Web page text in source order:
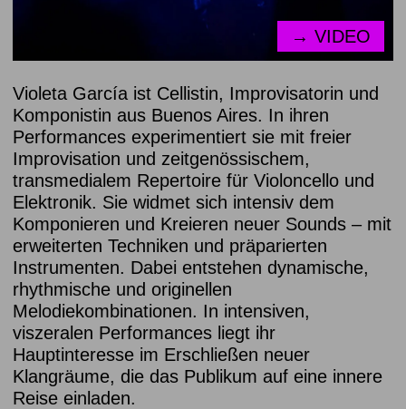
→ VIDEO
Violeta García ist Cellistin, Improvisatorin und
Komponistin aus Buenos Aires. In ihren
Performances experimentiert sie mit freier
Improvisation und zeitgenössischem,
transmedialem Repertoire für Violoncello und
Elektronik. Sie widmet sich intensiv dem
Komponieren und Kreieren neuer Sounds – mit
erweiterten Techniken und präparierten
Instrumenten. Dabei entstehen dynamische,
rhythmische und originellen
Melodiekombinationen. In intensiven,
viszeralen Performances liegt ihr
Hauptinteresse im Erschließen neuer
Klangräume, die das Publikum auf eine innere
Reise einladen.